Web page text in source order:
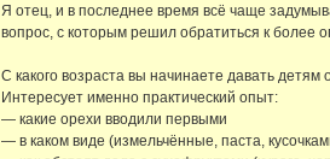
Я отец, и в последнее время всё чаще
вопрос, с которым решил обратиться к более
С какого возраста вы начинаете давать детям
Интересует именно практический опыт:
— какие орехи вводили первыми
— в каком виде (измельчённые, паста,